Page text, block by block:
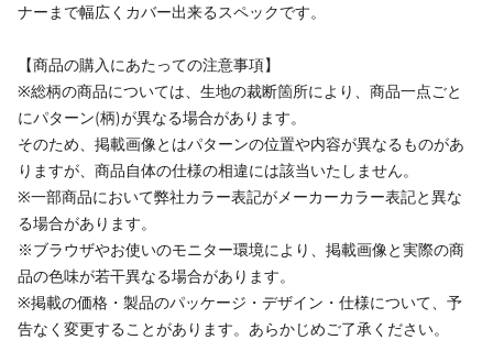
ナーまで幅広くカバー出来るスペックです。
【商品の購入にあたっての注意事項】
※総柄の商品については、生地の裁断箇所により、商品一点ごと
にパターン(柄)が異なる場合があります。
そのため、掲載画像とはパターンの位置や内容が異なるものがあ
りますが、商品自体の仕様の相違には該当いたしません。
※一部商品において弊社カラー表記がメーカーカラー表記と異な
る場合があります。
※ブラウザやお使いのモニター環境により、掲載画像と実際の商
品の色味が若干異なる場合があります。
※掲載の価格・製品のパッケージ・デザイン・仕様について、予
告なく変更することがあります。あらかじめご了承ください。